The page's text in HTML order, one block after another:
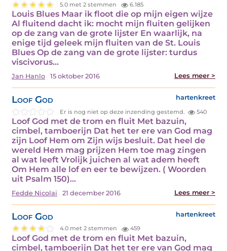
5.0 met 2 stemmen 6.185
Louis Blues Maar ik floot die op mijn eigen wijze
Al fluitend dacht ik: mocht mijn fluiten gelijken
op de zang van de grote lijster En waarlijk, na
enige tijd geleek mijn fluiten van de St. Louis
Blues Op de zang van de grote lijster: turdus
viscivorus…
Jan Hanlo 15 oktober 2016 Lees meer >
Loof God hartenkreet
Er is nog niet op deze inzending gestemd. 540
Loof God met de trom en fluit Met bazuin,
cimbel, tamboerijn Dat het ter ere van God mag
zijn Loof Hem om Zijn wijs besluit. Dat heel de
wereld Hem mag prijzen Hem toe mag zingen
al wat leeft Vrolijk juichen al wat adem heeft
Om Hem alle lof en eer te bewijzen. ( Woorden
uit Psalm 150)…
Fedde Nicolai 21 december 2016 Lees meer >
Loof God hartenkreet
4.0 met 2 stemmen 459
Loof God met de trom en fluit Met bazuin,
cimbel, tamboerijn Dat het ter ere van God mag